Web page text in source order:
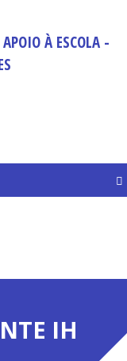
À ESCOLA -
IH